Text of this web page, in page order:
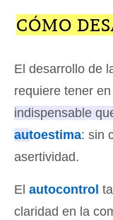
CÓMO
El desarrollo de
requiere tener
indispensable
autoestima: sin
asertividad.
El autocontrol
claridad en la